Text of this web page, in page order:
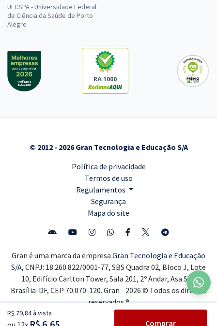
R$ 79,84 à vista
Comprar
UFCSPA - Universidade Federal
de Ciência da Saúde de Porto
Alegre
RA 1000
© 2012 - 2026 Gran Tecnologia e Educação S/A
Política de privacidade
Termos de uso
Regulamentos
Segurança
Mapa do site
Gran é uma marca da empresa Gran Tecnologia e Educação
S/A, CNPJ: 18.260.822/0001-77, SBS Quadra 02, Bloco J, Lote
10, Edifício Carlton Tower, Sala 201, 2º Andar, Asa Sul,
Brasília-DF, CEP 70.070-120. Gran - 2026 © Todos os direitos
reservados ®